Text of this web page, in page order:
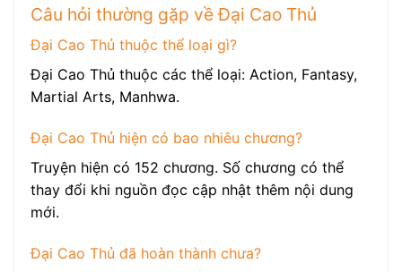
Câu hỏi thường gặp về Đại Cao Thủ
Đại Cao Thủ thuộc thể loại gì?
Đại Cao Thủ thuộc các thể loại: Action, Fantasy,
Martial Arts, Manhwa.
Đại Cao Thủ hiện có bao nhiêu chương?
Truyện hiện có 152 chương. Số chương có thể
thay đổi khi nguồn đọc cập nhật thêm nội dung
mới.
Đại Cao Thủ đã hoàn thành chưa?